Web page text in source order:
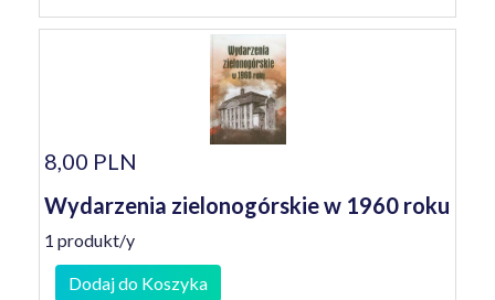
8,00 PLN
Wydarzenia zielonogórskie w 1960 roku
1 produkt/y
Dodaj do Koszyka